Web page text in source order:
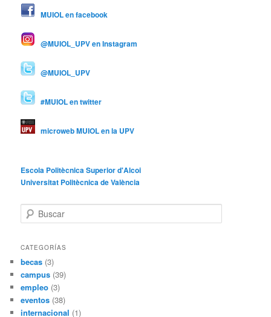
MUIOL en facebook
@MUIOL_UPV en Instagram
@MUIOL_UPV
#MUIOL en twitter
microweb MUIOL en la UPV
Escola Politècnica Superior d'Alcoi
Universitat Politècnica de València
u
c
r
CATEGORÍAS
becas (3)
campus (39)
empleo (3)
eventos (38)
internacional (1)